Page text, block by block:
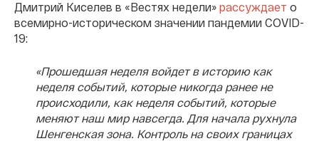
Дмитрий Киселев в «Вестях недели» рассуждает о
всемирно-историческом значении пандемии COVID-
19:
«Прошедшая неделя войдет в историю как
неделя событий, которые никогда ранее не
происходили, как неделя событий, которые
меняют наш мир навсегда. Для начала рухнула
Шенгенская зона. Контроль на своих границах